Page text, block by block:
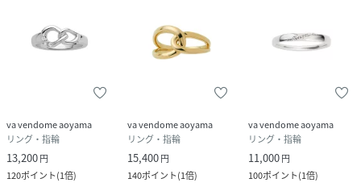
va vendome aoyama
リング・指輪
13,200円
120ポイント(1倍)
va vendome aoyama
リング・指輪
15,400円
140ポイント(1倍)
va vendome aoyama
リング・指輪
11,000円
100ポイント(1倍)